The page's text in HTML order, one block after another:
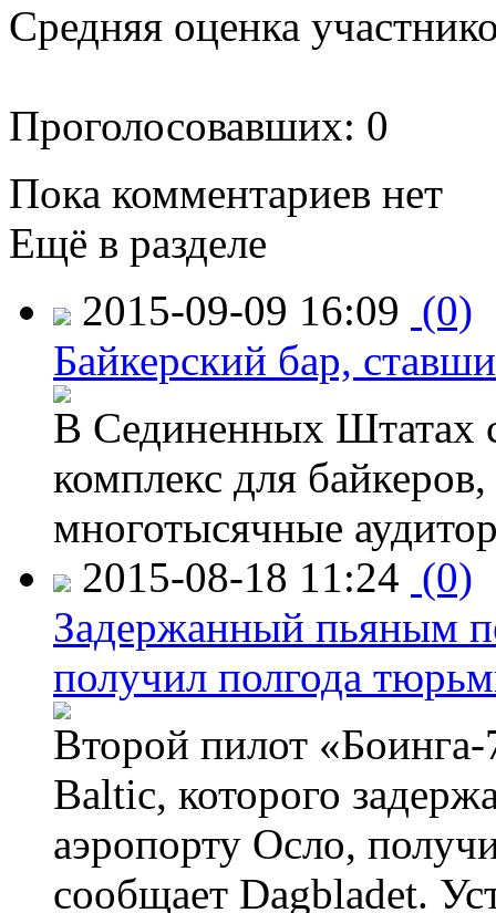
Средняя оценка
Проголосовавших: 0
Пока комментариев нет
Ещё в разделе
2015-09-09 16:09 (0)
Байкерский бар,
В Сединенных Штатах
комплекс для
многотысячные
2015-08-18 11:24 (0)
Задержанный пьяным
получил полгода
Второй пилот
Baltic, которого
аэропорту Осло,
сообщает Dagbladet.